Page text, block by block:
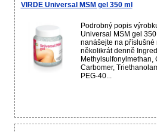
VIRDE Universal MSM gel 350 ml
Podrobný popis
Universal MSM gel
nanášejte na příslušné
několikrát denně
Methylsulfonylmethan,
Carbomer,
PEG-40...